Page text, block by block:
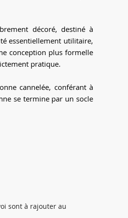
décoré, destiné à
essentiellement utilitaire,
conception plus formelle
pratique.
cannelée, conférant à
se termine par un socle
sont à rajouter au